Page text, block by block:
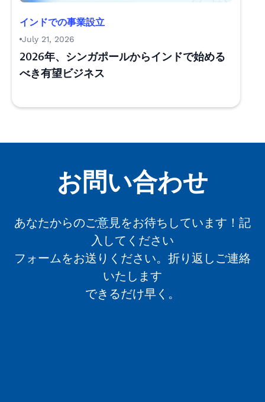
インドでの事業設立
July 21, 2026
2026年、シンガポールからインドで始める
べき有望ビジネス
お問い合わせ
あなたからのご意見をお待ちしています！記
入してください
フォームをお送りください。折り返しご連絡
いたします
できるだけ早く。